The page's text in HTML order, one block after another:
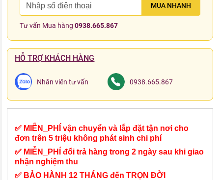
MUA NHANH
Tư vấn Mua hàng0938.665.867
HỖ TRỢ KHÁCH HÀNG
Nhân viên tư vấn 0938.665.867
✅ MIỄN_PHÍ vận chuyển và lắp đặt tận nơi cho
đơn trên 5 triệu không phát sinh chi phí
✅ MIỄN_PHÍ đổi trả hàng trong 2 ngày sau khi giao
nhận nghiệm thu
✅ BẢO HÀNH 12 THÁNG đến TRỌN ĐỜI